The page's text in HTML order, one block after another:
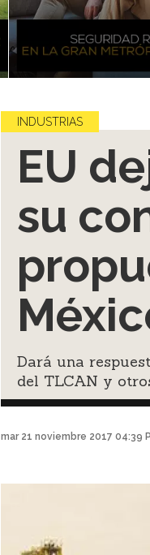
INDUSTRIAS
EU
su
Dará una
del TLCAN y
mar 21 noviembre 2017 04:39